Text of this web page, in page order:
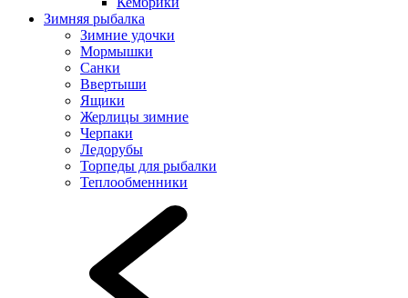
Зимняя рыбалка
Зимние удочки
Мормышки
Санки
Ввертыши
Ящики
Жерлицы зимние
Черпаки
Ледорубы
Торпеды для рыбалки
Теплообменники